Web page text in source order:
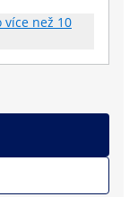
než 10